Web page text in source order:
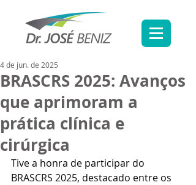
BRASCRS 2025: Avanços
que aprimoram a
prática clínica e
cirúrgica
4 de jun. de 2025
Tive a honra de participar do
BRASCRS 2025, destacado entre os